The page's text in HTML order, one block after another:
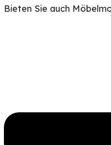
Bieten Sie auch